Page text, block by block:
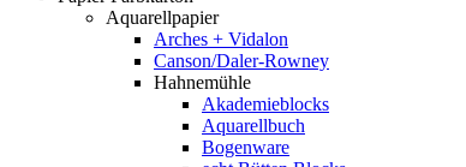
Aquarellpapier
Arches + Vidalon
Canson/Daler-Rowney
Hahnemühle
Akademieblocks
Aquarellbuch
Bogenware